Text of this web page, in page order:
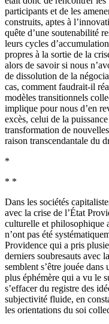
participants et de les
construits, aptes à
quête d’une soutenabilité
leurs cycles
propres à la sortie de la
alors de savoir si nous
de dissolution de la
cas, comment faudrait-il
modèles transitionnels
implique pour nous d’en
excès, celui de la
transformation de
raison transcendantale du
*
* *
Dans les sociétés
avec la crise de l’État
culturelle et philosophique
n’ont pas été
Providence qui a pris
derniers soubresauts avec
semblent s’être jouée
plus éphémère qui a vu le
s’effacer du registre des
subjectivité fluide, en
les orientations du soi